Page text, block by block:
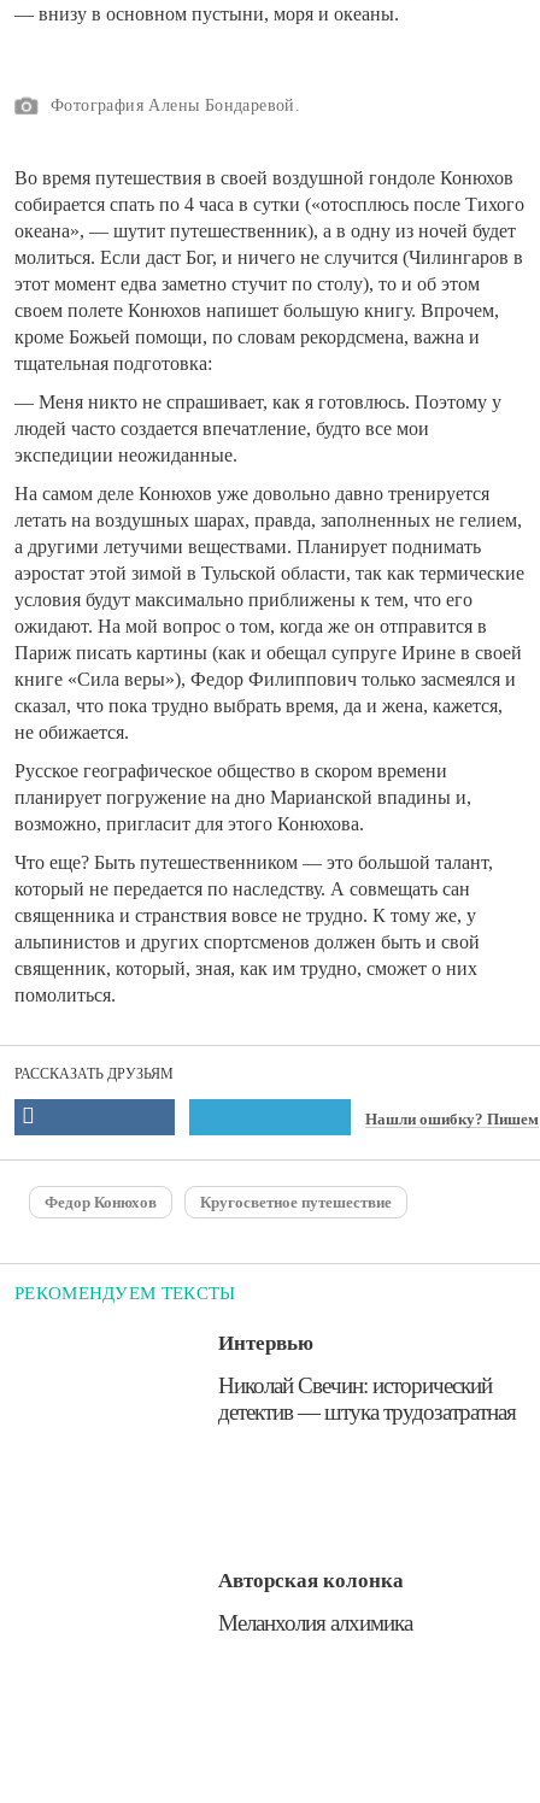
— внизу в основном пустыни, моря и океаны.
Фотография Алены Бондаревой.
Во время путешествия в своей воздушной гондоле Конюхов
собирается спать по 4 часа в сутки («отосплюсь после Тихого
океана», — шутит путешественник), а в одну из ночей будет
молиться. Если даст Бог, и ничего не случится (Чилингаров в
этот момент едва заметно стучит по столу), то и об этом
своем полете Конюхов напишет большую книгу. Впрочем,
кроме Божьей помощи, по словам рекордсмена, важна и
тщательная подготовка:
— Меня никто не спрашивает, как я готовлюсь. Поэтому у
людей часто создается впечатление, будто все мои
экспедиции неожиданные.
На самом деле Конюхов уже довольно давно тренируется
летать на воздушных шарах, правда, заполненных не гелием,
а другими летучими веществами. Планирует поднимать
аэростат этой зимой в Тульской области, так как термические
условия будут максимально приближены к тем, что его
ожидают. На мой вопрос о том, когда же он отправится в
Париж писать картины (как и обещал супруге Ирине в своей
книге «Сила веры»), Федор Филиппович только засмеялся и
сказал, что пока трудно выбрать время, да и жена, кажется,
не обижается.
Русское географическое общество в скором времени
планирует погружение на дно Марианской впадины и,
возможно, пригласит для этого Конюхова.
Что еще? Быть путешественником — это большой талант,
который не передается по наследству. А совмещать сан
священника и странствия вовсе не трудно. К тому же, у
альпинистов и других спортсменов должен быть и свой
священник, который, зная, как им трудно, сможет о них
помолиться.
РАССКАЗАТЬ ДРУЗЬЯМ
Нашли ошибку? Пишем
Федор Конюхов Кругосветное путешествие
РЕКОМЕНДУЕМ ТЕКСТЫ
Интервью
Николай Свечин: исторический
детектив — штука трудозатратная
Авторская колонка
​Меланхолия алхимика